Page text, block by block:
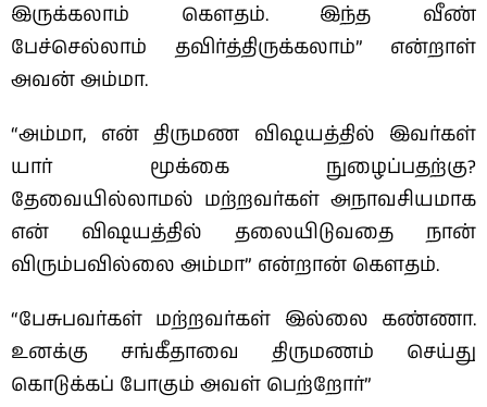
இருக்கலாம் கௌதம். இந்த வீண்
பேச்செல்லாம் தவிர்த்திருக்கலாம்” என்றாள்
அவன் அம்மா.
“அம்மா, என் திருமண விஷயத்தில் இவர்கள்
யார் மூக்கை நுழைப்பதற்கு?
தேவையில்லாமல் மற்றவர்கள் அநாவசியமாக
என் விஷயத்தில் தலையிடுவதை நான்
விரும்பவில்லை அம்மா” என்றான் கௌதம்.
“பேசுபவர்கள் மற்றவர்கள் இல்லை கண்ணா.
உனக்கு சங்கீதாவை திருமணம் செய்து
கொடுக்கப் போகும் அவள் பெற்றோர்”